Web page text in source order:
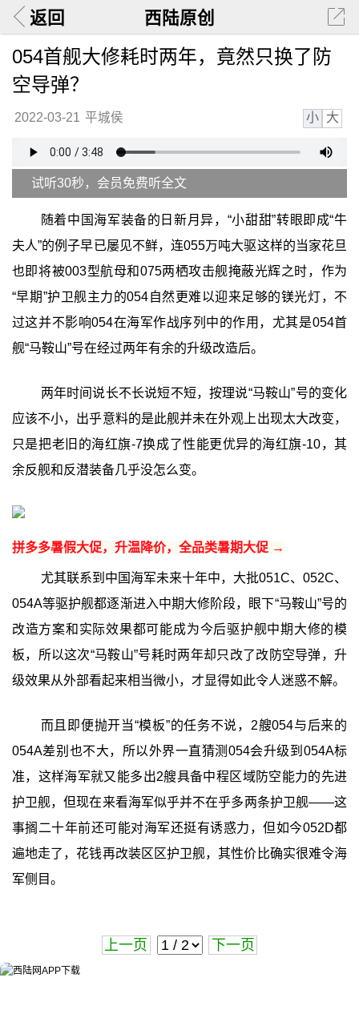
返回 西陆原创
054首舰大修耗时两年，竟然只换了防
空导弹？
2022-03-21 平城侯 小 大
试听30秒，会员免费听全文
随着中国海军装备的日新月异，“小甜甜”转眼即成“牛
夫人”的例子早已屡见不鲜，连055万吨大驱这样的当家花旦
也即将被003型航母和075两栖攻击舰掩蔽光辉之时，作为
“早期”护卫舰主力的054自然更难以迎来足够的镁光灯，不
过这并不影响054在海军作战序列中的作用，尤其是054首
舰“马鞍山”号在经过两年有余的升级改造后。
两年时间说长不长说短不短，按理说“马鞍山”号的变化
应该不小，出乎意料的是此舰并未在外观上出现太大改变，
只是把老旧的海红旗-7换成了性能更优异的海红旗-10，其
余反舰和反潜装备几乎没怎么变。
拼多多暑假大促，升温降价，全品类暑期大促 →
尤其联系到中国海军未来十年中，大批051C、052C、
054A等驱护舰都逐渐进入中期大修阶段，眼下“马鞍山”号的
改造方案和实际效果都可能成为今后驱护舰中期大修的模
板，所以这次“马鞍山”号耗时两年却只改了改防空导弹，升
级效果从外部看起来相当微小，才显得如此令人迷惑不解。
而且即便抛开当“模板”的任务不说，2艘054与后来的
054A差别也不大，所以外界一直猜测054会升级到054A标
准，这样海军就又能多出2艘具备中程区域防空能力的先进
护卫舰，但现在来看海军似乎并不在乎多两条护卫舰——这
事搁二十年前还可能对海军还挺有诱惑力，但如今052D都
遍地走了，花钱再改装区区护卫舰，其性价比确实很难令海
军侧目。
上一页 下一页